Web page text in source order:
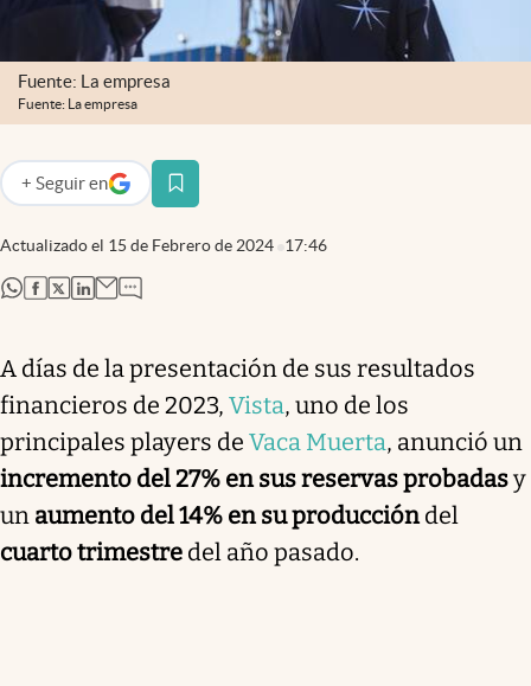
Fuente: La empresa
Fuente: La empresa
Actualizado el 15 de Febrero de 2024 17:46
+ Seguir en
abre en nueva pestaña
abre en nueva pestaña
abre en nueva pestaña
abre en nueva pestaña
abre en nueva pestaña
A días de la presentación de sus resultados
financieros de 2023, Vista, uno de los
principales players de Vaca Muerta, anunció un
incremento del 27% en sus reservas probadasy
un aumento del 14% en su produccióndel
cuarto trimestre del año pasado.